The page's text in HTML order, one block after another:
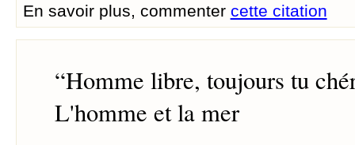
En savoir plus, commenter cette citation
“Homme libre, toujours tu
L'homme et la mer